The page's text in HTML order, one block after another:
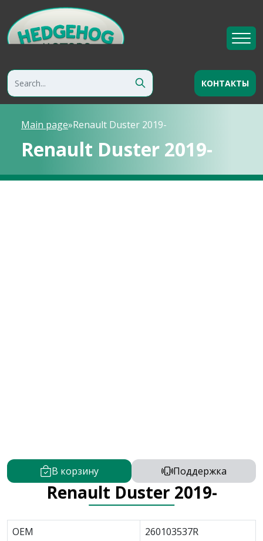
КОНТАКТЫ
Main page»Renault Duster 2019-
Renault Duster 2019-
В корзину Поддержка
Renault Duster 2019-
OEM
260103537R